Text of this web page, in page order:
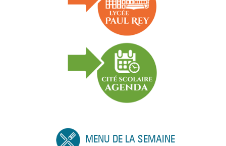
MENU DE LA SEMAINE